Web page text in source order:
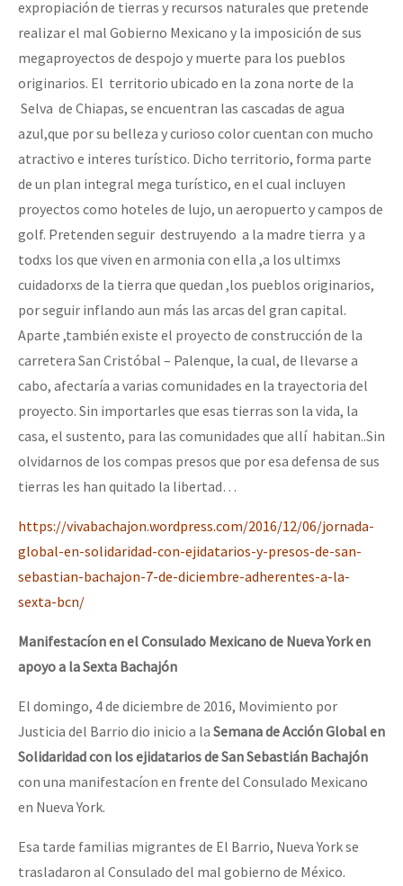
expropiación de tierras y recursos naturales que pretende
realizar el mal Gobierno Mexicano y la imposición de sus
megaproyectos de despojo y muerte para los pueblos
originarios. El territorio ubicado en la zona norte de la
Selva de Chiapas, se encuentran las cascadas de agua
azul,que por su belleza y curioso color cuentan con mucho
atractivo e interes turístico. Dicho territorio, forma parte
de un plan integral mega turístico, en el cual incluyen
proyectos como hoteles de lujo, un aeropuerto y campos de
golf. Pretenden seguir destruyendo a la madre tierra y a
todxs los que viven en armonia con ella ,a los ultimxs
cuidadorxs de la tierra que quedan ,los pueblos originarios,
por seguir inflando aun más las arcas del gran capital.
Aparte ,también existe el proyecto de construcción de la
carretera San Cristóbal – Palenque, la cual, de llevarse a
cabo, afectaría a varias comunidades en la trayectoria del
proyecto. Sin importarles que esas tierras son la vida, la
casa, el sustento, para las comunidades que allí habitan..Sin
olvidarnos de los compas presos que por esa defensa de sus
tierras les han quitado la libertad…
https://vivabachajon.wordpress.com/2016/12/06/jornada-
global-en-solidaridad-con-ejidatarios-y-presos-de-san-
sebastian-bachajon-7-de-diciembre-adherentes-a-la-
sexta-bcn/
Manifestacíon en el Consulado Mexicano de Nueva York en
apoyo a la Sexta Bachajón
El domingo, 4 de diciembre de 2016, Movimiento por
Justicia del Barrio dio inicio a la Semana de Acción Global en
Solidaridadcon los ejidatarios de San Sebastián Bachajón
con una manifestacíon en frente del Consulado Mexicano
en Nueva York.
Esa tarde familias migrantes de El Barrio, Nueva York se
trasladaron al Consulado del mal gobierno de México.